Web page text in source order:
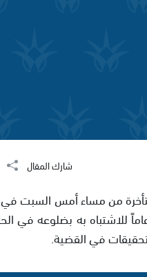
شارك المقال
النار في ساعة متأخرة من مساء أمس
متوسط، وإعتقلت الشرطة شاباً يبلغ من العمر 33
في القضية.